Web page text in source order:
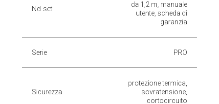
Nel set
da 1,2 m, manuale
utente, scheda di
garanzia
Serie PRO
Sicurezza
protezione termica,
sovratensione,
cortocircuito